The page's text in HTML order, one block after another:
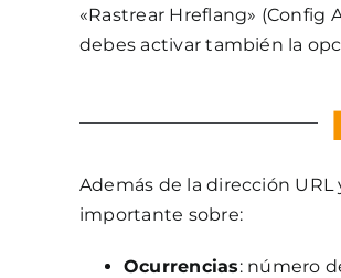
«Rastrear Hreflang» (Config
debes activar también la
Además de la dirección
importante sobre:
Ocurrencias: número